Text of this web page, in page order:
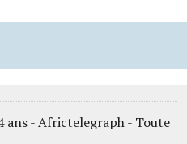
ans - Africtelegraph - Toute